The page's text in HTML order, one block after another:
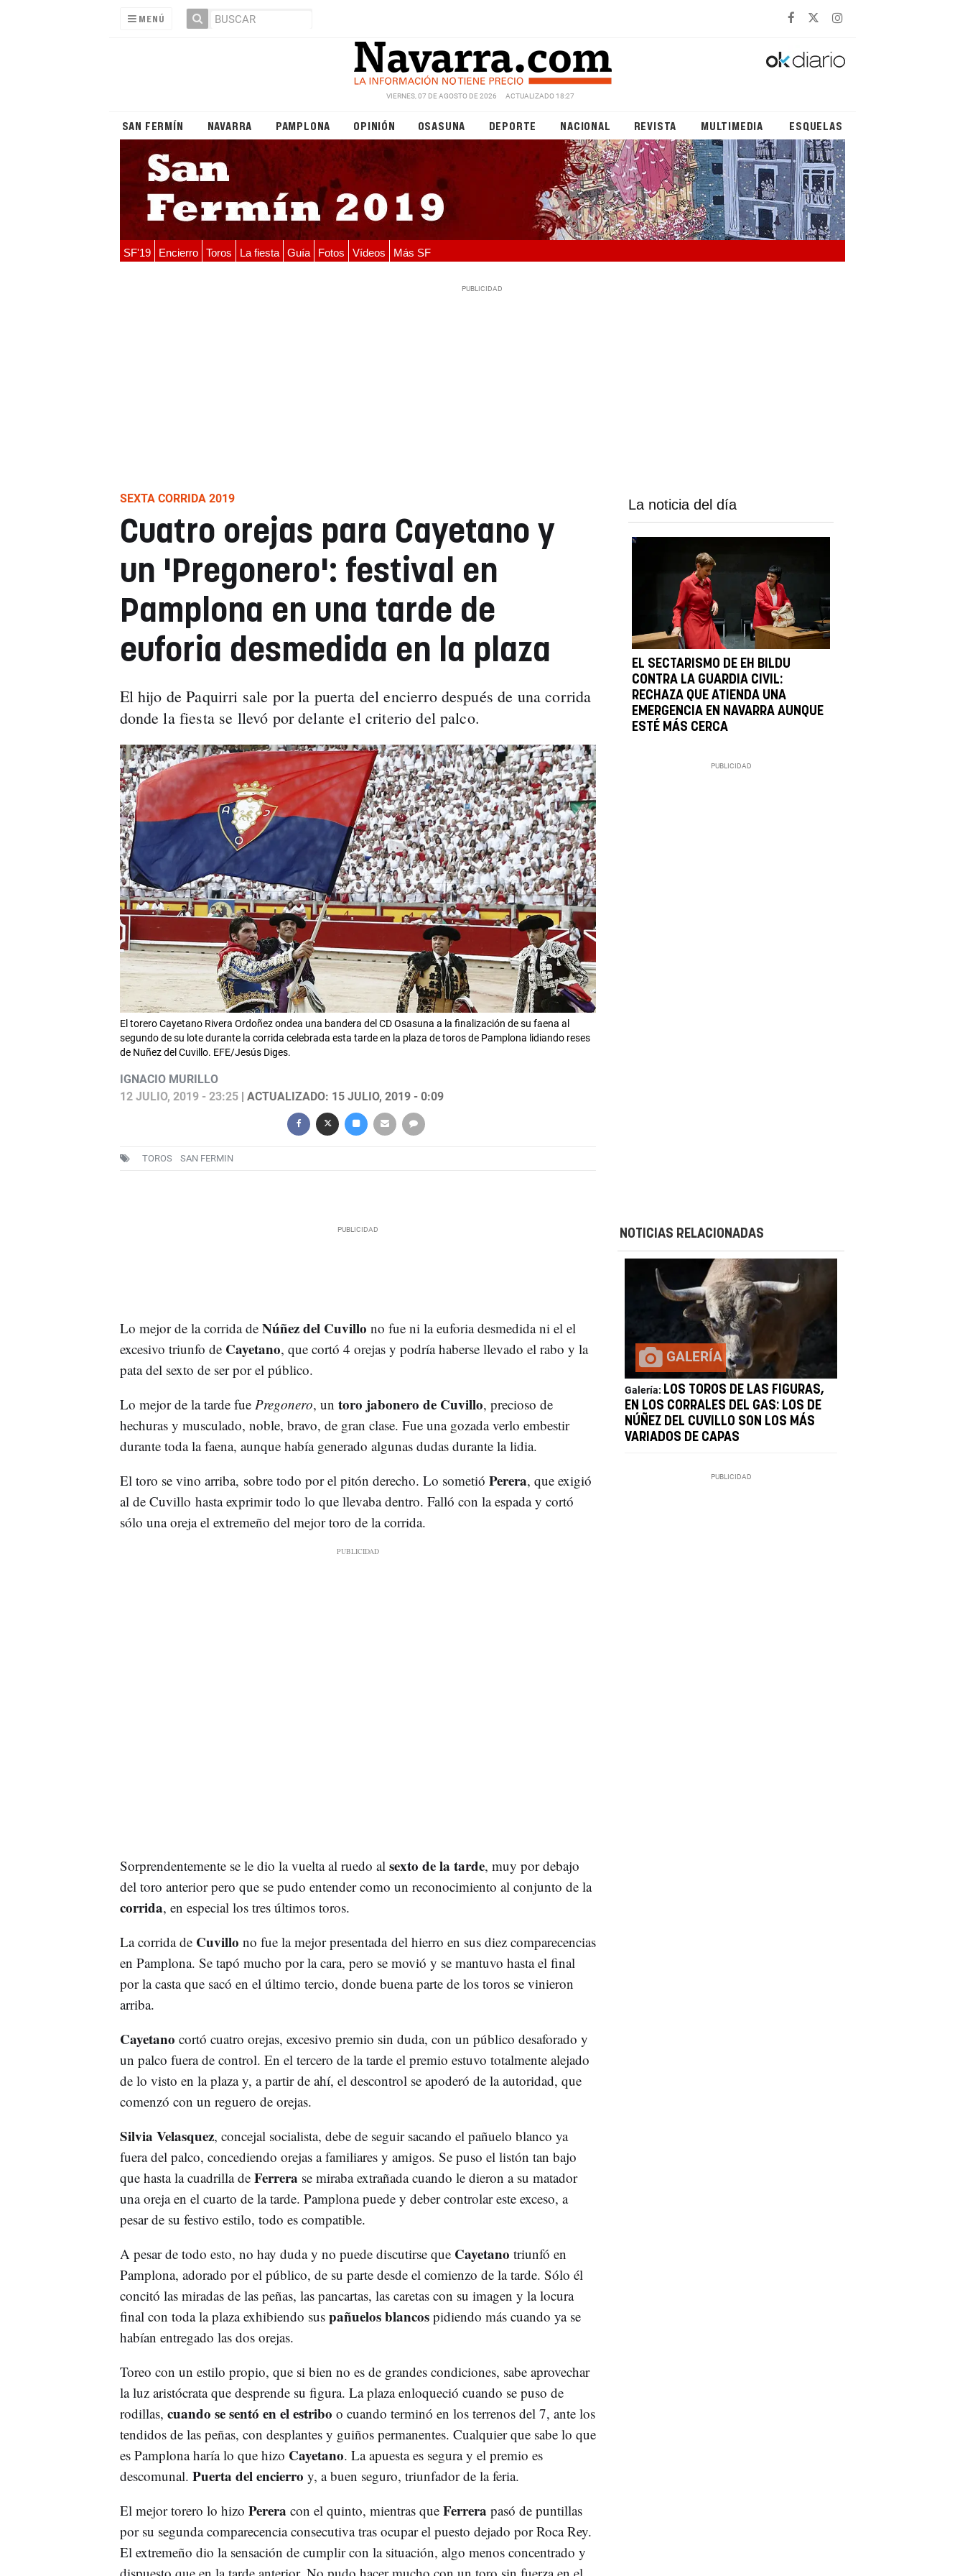
MENÚ
VIERNES, 07 DE AGOSTO DE 2026 ACTUALIZADO 18:27
SAN FERMÍN NAVARRA PAMPLONA OPINIÓN OSASUNA DEPORTE NACIONAL REVISTA MULTIMEDIA ESQUELAS
SF'19 Encierro Toros La fiesta Guía Fotos Vídeos Más SF
SEXTA CORRIDA 2019
Cuatro orejas para Cayetano y
un 'Pregonero': festival en
Pamplona en una tarde de
euforia desmedida en la plaza
El hijo de Paquirri sale por la puerta del encierro después de una corrida
donde la fiesta se llevó por delante el criterio del palco.
El torero Cayetano Rivera Ordoñez ondea una bandera del CD Osasuna a la finalización de su faena al
segundo de su lote durante la corrida celebrada esta tarde en la plaza de toros de Pamplona lidiando reses
de Nuñez del Cuvillo. EFE/Jesús Diges.
IGNACIO MURILLO
12 JULIO, 2019 - 23:25| ACTUALIZADO: 15 JULIO, 2019 - 0:09
TOROS SAN FERMIN
La noticia del día
EL SECTARISMO DE EH BILDU
CONTRA LA GUARDIA CIVIL:
RECHAZA QUE ATIENDA UNA
EMERGENCIA EN NAVARRA AUNQUE
ESTÉ MÁS CERCA
Lo mejor de la corrida de Núñez del Cuvillo no fue ni la euforia desmedida ni el el
excesivo triunfo de Cayetano, que cortó 4 orejas y podría haberse llevado el rabo y la
pata del sexto de ser por el público.
Lo mejor de la tarde fue Pregonero, un toro jabonero de Cuvillo, precioso de
hechuras y musculado, noble, bravo, de gran clase. Fue una gozada verlo embestir
durante toda la faena, aunque había generado algunas dudas durante la lidia.
El toro se vino arriba, sobre todo por el pitón derecho. Lo sometió Perera, que exigió
al de Cuvillo hasta exprimir todo lo que llevaba dentro. Falló con la espada y cortó
sólo una oreja el extremeño del mejor toro de la corrida.
Sorprendentemente se le dio la vuelta al ruedo al sexto de la tarde, muy por debajo
del toro anterior pero que se pudo entender como un reconocimiento al conjunto de la
corrida, en especial los tres últimos toros.
La corrida de Cuvillo no fue la mejor presentada del hierro en sus diez comparecencias
en Pamplona. Se tapó mucho por la cara, pero se movió y se mantuvo hasta el final
por la casta que sacó en el último tercio, donde buena parte de los toros se vinieron
arriba.
Cayetano cortó cuatro orejas, excesivo premio sin duda, con un público desaforado y
un palco fuera de control. En el tercero de la tarde el premio estuvo totalmente alejado
de lo visto en la plaza y, a partir de ahí, el descontrol se apoderó de la autoridad, que
comenzó con un reguero de orejas.
Silvia Velasquez, concejal socialista, debe de seguir sacando el pañuelo blanco ya
fuera del palco, concediendo orejas a familiares y amigos. Se puso el listón tan bajo
que hasta la cuadrilla de Ferrera se miraba extrañada cuando le dieron a su matador
una oreja en el cuarto de la tarde. Pamplona puede y deber controlar este exceso, a
pesar de su festivo estilo, todo es compatible.
A pesar de todo esto, no hay duda y no puede discutirse que Cayetano triunfó en
Pamplona, adorado por el público, de su parte desde el comienzo de la tarde. Sólo él
concitó las miradas de las peñas, las pancartas, las caretas con su imagen y la locura
final con toda la plaza exhibiendo sus pañuelos blancos pidiendo más cuando ya se
habían entregado las dos orejas.
Toreo con un estilo propio, que si bien no es de grandes condiciones, sabe aprovechar
la luz aristócrata que desprende su figura. La plaza enloqueció cuando se puso de
rodillas, cuando se sentó en el estribo o cuando terminó en los terrenos del 7, ante los
tendidos de las peñas, con desplantes y guiños permanentes. Cualquier que sabe lo que
es Pamplona haría lo que hizo Cayetano. La apuesta es segura y el premio es
descomunal. Puerta del encierro y, a buen seguro, triunfador de la feria.
El mejor torero lo hizo Perera con el quinto, mientras que Ferrera pasó de puntillas
por su segunda comparecencia consecutiva tras ocupar el puesto dejado por Roca Rey.
El extremeño dio la sensación de cumplir con la situación, algo menos concentrado y
NOTICIAS RELACIONADAS
GALERÍA
Galería: LOS TOROS DE LAS FIGURAS,
EN LOS CORRALES DEL GAS: LOS DE
NÚÑEZ DEL CUVILLO SON LOS MÁS
VARIADOS DE CAPAS